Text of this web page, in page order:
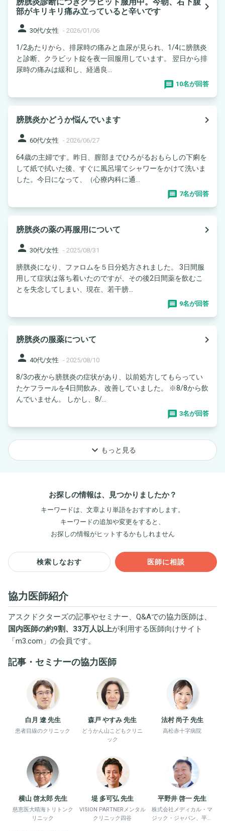
部がキリキリ痛み立っていると辛いです
navigate_next
person 30代/女性 - 2026/01/06
1/2あたりから、排尿時の痛みと血尿が見られ、1/4に膀胱炎
と診断、クラビット錠を夜一回服用しています。 翌日から排
尿時の痛みは緩和し、経過良...
10名が回答
膀胱炎かどうか悩んでいます
navigate_next
person 60代/女性 - 2026/06/27
64歳の主婦です。昨日、膣部までひろがるおもらしの下痢を
して紙で拭いた後、すぐに風呂場てシャワーをかけて洗いま
した。今日になって、（心療内科に通...
7名が回答
膀胱炎の薬の再服用について
navigate_next
person 30代/女性 - 2025/08/31
膀胱炎になり、ファロムを５日分処方されました。 3日間服
用して症状は落ち着いたのですが、その後2日間薬を飲むこ
とを失念してしまい、現在、若干膀...
9名が回答
膀胱炎の服薬について
navigate_next
person 40代/女性 - 2025/08/10
8/3の夜から膀胱炎の症状があり、以前処方してもらってい
たケフラールを4日間飲み、改善していました。 ※8/8から飲
んでいません。 しかし、8/...
3名が回答
keyboard_arrow_down もっと見る
お探しの情報は、見つかりましたか？
キーワードは、文章より単語をおすすめします。
キーワードの追加や変更をすると、
お探しの情報がヒットするかもしれません
検索しなおす 医師に相談
協力医師紹介
アスクドクターズの記事やセミナー、Q&Aでの協力医師は、
国内医師の約9割、33万人以上が利用する医師向けサイト
「m3.com 」の会員です。
記事・セミナーの協力医師
白月 遼 先生
患者目線のクリニック
森戸 やすみ 先生
どうかん山こどもクリニ
ック
法村 尚子 先生
高松赤十字病院
横山 啓太郎 先生
慈恵医大晴海トリトンク
リニック
堤 多可弘 先生
VISION PARTNERメンタル
クリニック四谷
平野井 啓一 先生
株式会社メディカル・マ
ジック・ジャパン、平野